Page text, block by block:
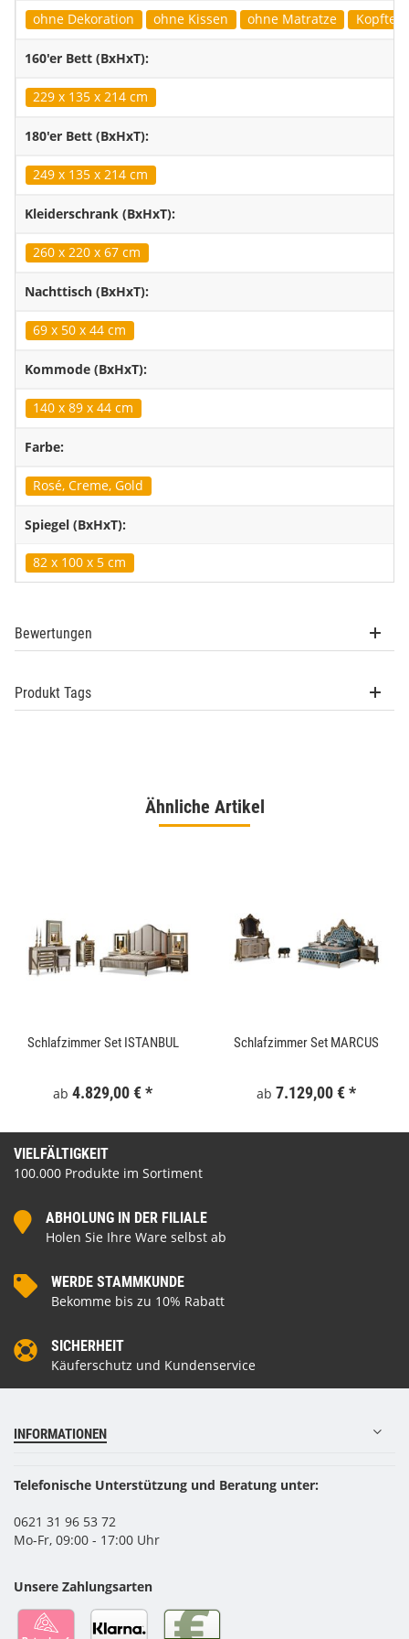
ohne Dekoration ohne Kissen ohne Matratze Kopfteil
160'er Bett (BxHxT):
229 x 135 x 214 cm
180'er Bett (BxHxT):
249 x 135 x 214 cm
Kleiderschrank (BxHxT):
260 x 220 x 67 cm
Nachttisch (BxHxT):
69 x 50 x 44 cm
Kommode (BxHxT):
140 x 89 x 44 cm
Farbe:
Rosé, Creme, Gold
Spiegel (BxHxT):
82 x 100 x 5 cm
Bewertungen
Produkt Tags
Ähnliche Artikel
Schlafzimmer Set ISTANBUL
ab 4.829,00 €*
Schlafzimmer Set MARCUS
ab 7.129,00 €*
VIELFÄLTIGKEIT
100.000 Produkte im Sortiment
ABHOLUNG IN DER FILIALE
Holen Sie Ihre Ware selbst ab
WERDE STAMMKUNDE
Bekomme bis zu 10% Rabatt
SICHERHEIT
Käuferschutz und Kundenservice
INFORMATIONEN
Telefonische Unterstützung und Beratung unter:
0621 31 96 53 72
Mo-Fr, 09:00 - 17:00 Uhr
Unsere Zahlungsarten